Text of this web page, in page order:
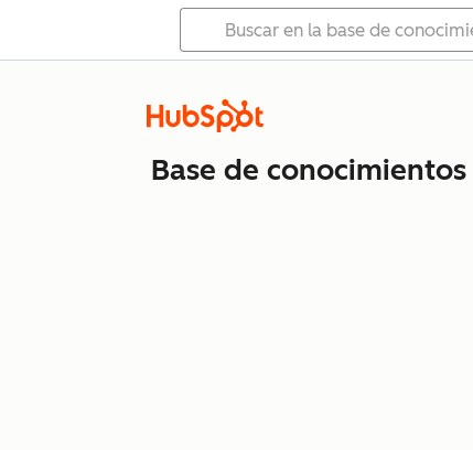
Base de conocimientos